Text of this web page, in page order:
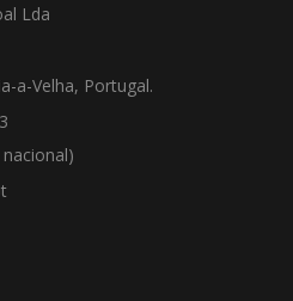
Lda
a-Velha, Portugal.